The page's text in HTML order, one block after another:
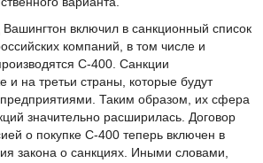
Вашингтон включил в санкционный список
компаний, в том числе и
С-400. Санкции
и на третьи страны, которые будут
предприятиями. Таким образом, их сфера
значительно расширилась. Договор
о покупке С-400 теперь включен в
закона о санкциях. Иными словами,